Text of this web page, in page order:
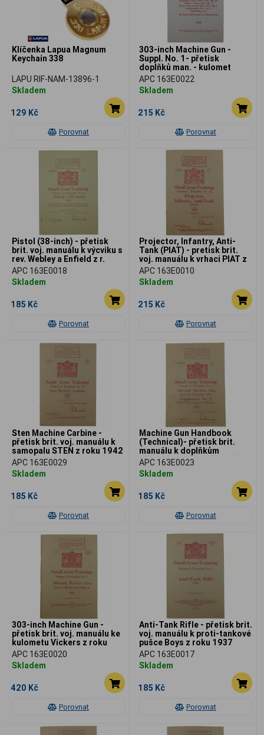
Porovnat
Klíčenka Lapua Magnum
Keychain 338
LAPU RIF-NAM-13896-1
Skladem
129 Kč
Porovnat
303-inch Machine Gun -
Suppl. No. 1- přetisk
doplňků man. - kulomet
Vickers z r. 1942
APC 163E0022
Skladem
215 Kč
Porovnat
Pistol (38-inch) - přetisk
brit. voj. manuálu k výcviku s
rev. Webley a Enfield z r.
1942
APC 163E0018
Skladem
185 Kč
Porovnat
Projector, Infantry, Anti-
Tank (PIAT) - pretisk brit.
voj. manuálu k vrhaci PIAT z
r. 1943
APC 163E0010
Skladem
215 Kč
Porovnat
Sten Machine Carbine -
přetisk brit. voj. manuálu k
samopalu STEN z roku 1942
APC 163E0029
Skladem
185 Kč
Porovnat
Machine Gun Handbook
(Technical)- přetisk brit.
manuálu k doplňkům
kulometu Vickers (1942)
APC 163E0023
Skladem
185 Kč
Porovnat
303-inch Machine Gun -
přetisk brit. voj. manuálu ke
kulometu Vickers z roku
1939
APC 163E0020
Skladem
420 Kč
Porovnat
Anti-Tank Rifle - přetisk brit.
voj. manuálu k proti-tankové
pušce Boys z roku 1937
APC 163E0017
Skladem
185 Kč